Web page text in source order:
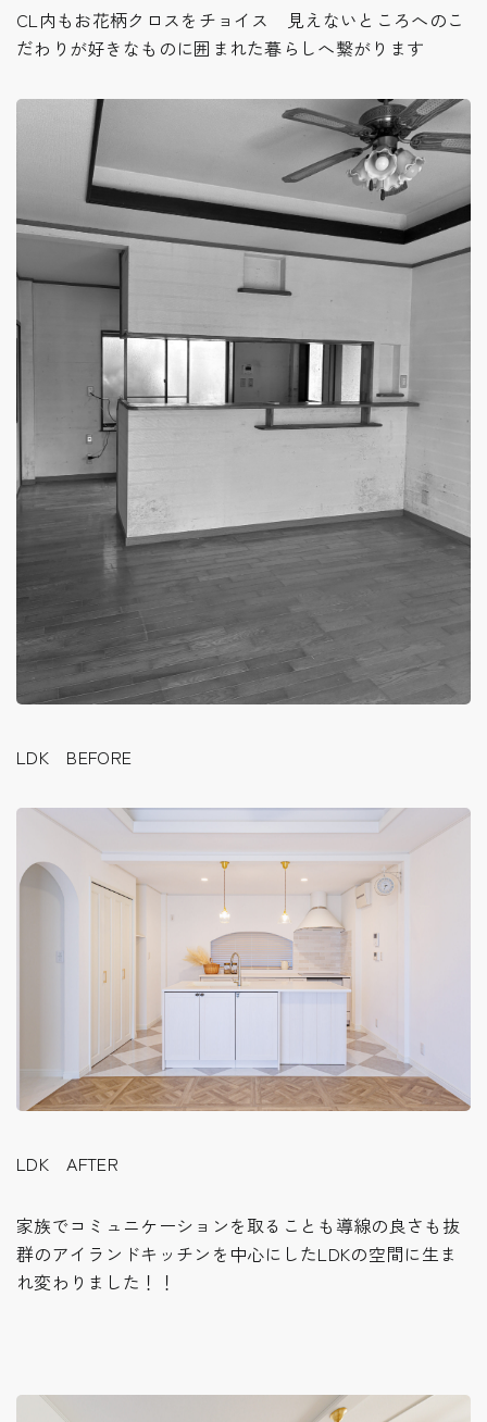
CL内もお花柄クロスをチョイス 見えないところへのこ
だわりが好きなものに囲まれた暮らしへ繋がります
LDK BEFORE
LDK AFTER
家族でコミュニケーションを取ることも導線の良さも抜
群のアイランドキッチンを中心にしたLDKの空間に生ま
れ変わりました！！